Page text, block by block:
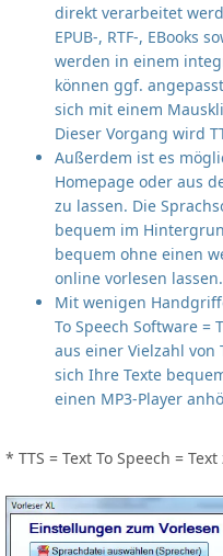
direkt verarbeitet
EPUB-, RTF-, EBooks
werden in einem
können ggf.
sich mit einem
Dieser Vorgang wird
Außerdem ist es
Homepage oder aus
zu lassen. Die
bequem im
bequem ohne einen
online vorlesen lassen.
Mit wenigen
To Speech Software =
aus einer Vielzahl von
sich Ihre Texte
einen MP3-Player
* TTS = Text To Speech =